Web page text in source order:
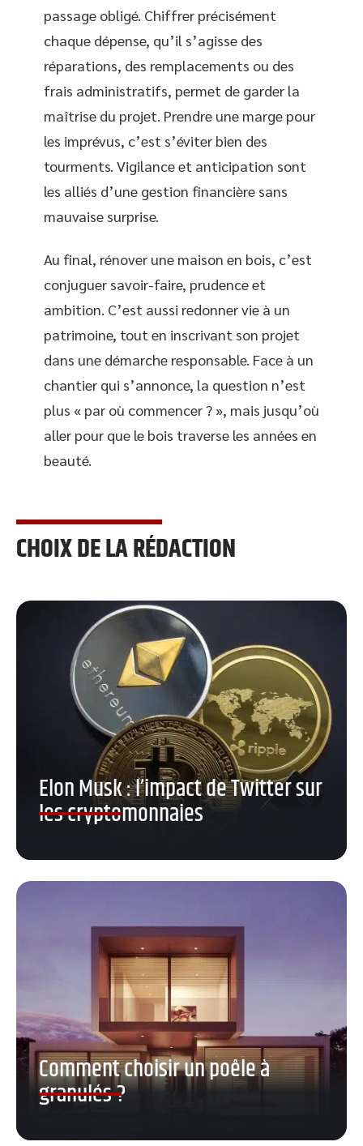
passage obligé. Chiffrer précisément
chaque dépense, qu’il s’agisse des
réparations, des remplacements ou des
frais administratifs, permet de garder la
maîtrise du projet. Prendre une marge pour
les imprévus, c’est s’éviter bien des
tourments. Vigilance et anticipation sont
les alliés d’une gestion financière sans
mauvaise surprise.
Au final, rénover une maison en bois, c’est
conjuguer savoir-faire, prudence et
ambition. C’est aussi redonner vie à un
patrimoine, tout en inscrivant son projet
dans une démarche responsable. Face à un
chantier qui s’annonce, la question n’est
plus « par où commencer ? », mais jusqu’où
aller pour que le bois traverse les années en
beauté.
CHOIX DE LA RÉDACTION
Elon Musk : l’impact de Twitter sur
les cryptomonnaies
Comment choisir un poêle à
granulés ?